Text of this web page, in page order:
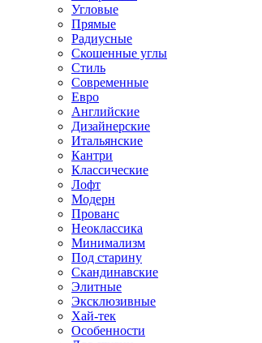
Угловые
Прямые
Радиусные
Скошенные углы
Стиль
Современные
Евро
Английские
Дизайнерские
Итальянские
Кантри
Классические
Лофт
Модерн
Прованс
Неоклассика
Минимализм
Под старину
Скандинавские
Элитные
Эксклюзивные
Хай-тек
Особенности